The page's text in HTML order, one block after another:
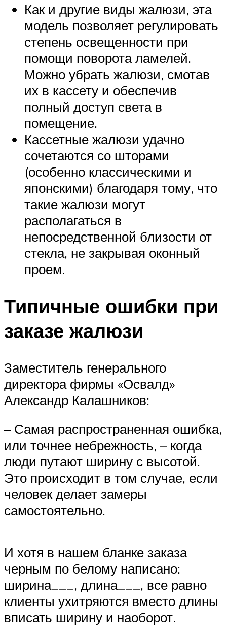
Как и другие виды жалюзи, эта
модель позволяет регулировать
степень освещенности при
помощи поворота ламелей.
Можно убрать жалюзи, смотав
их в кассету и обеспечив
полный доступ света в
помещение.
Кассетные жалюзи удачно
сочетаются со шторами
(особенно классическими и
японскими) благодаря тому, что
такие жалюзи могут
располагаться в
непосредственной близости от
стекла, не закрывая оконный
проем.
Типичные ошибки при
заказе жалюзи
Заместитель генерального
директора фирмы «Освалд»
Александр Калашников:
– Самая распространенная ошибка,
или точнее небрежность, – когда
люди путают ширину с высотой.
Это происходит в том случае, если
человек делает замеры
самостоятельно.
И хотя в нашем бланке заказа
черным по белому написано:
ширина___, длина___, все равно
клиенты ухитряются вместо длины
вписать ширину и наоборот.